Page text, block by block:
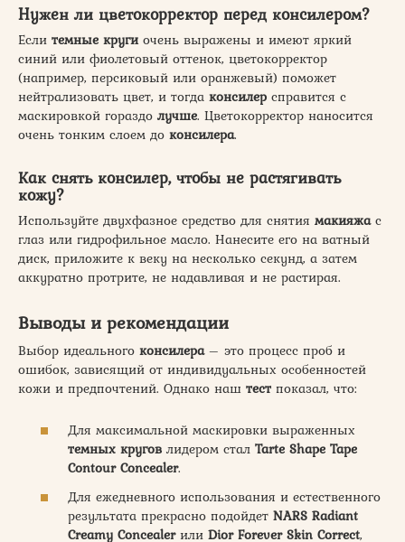
Нужен ли цветокорректор перед консилером?
Если темные кругиочень выражены и имеют яркий
синий или фиолетовый оттенок, цветокорректор
(например, персиковый или оранжевый) поможет
нейтрализовать цвет, и тогда консилер справится с
маскировкой гораздо лучше. Цветокорректор наносится
очень тонким слоем до консилера.
Как снять консилер, чтобы не растягивать
кожу?
Используйте двухфазное средство для снятия макияжас
глаз или гидрофильное масло. Нанесите его на ватный
диск, приложите к веку на несколько секунд, а затем
аккуратно протрите, не надавливая и не растирая.
Выводы и рекомендации
Выбор идеального консилера– это процесс проб и
ошибок, зависящий от индивидуальных особенностей
кожи и предпочтений. Однако наш тест показал, что:
Для максимальной маскировки выраженных
темных кругов лидером стал Tarte Shape Tape
Contour Concealer.
Для ежедневного использования и естественного
результата прекрасно подойдет NARS Radiant
Creamy Concealerили Dior Forever Skin Correct,